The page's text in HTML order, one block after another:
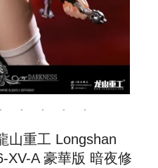
山重工 Longshan
XV-A 豪華版 暗夜修